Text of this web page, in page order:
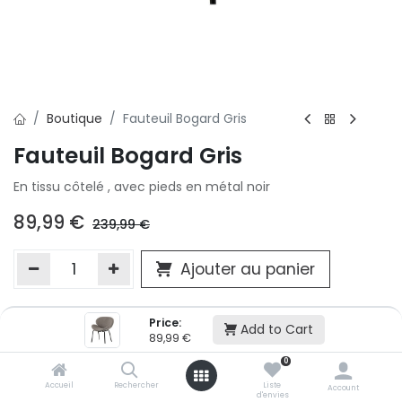
Price:
89,99 € Add to Cart
Accueil Rechercher
0
Liste
d'envies
Account
Boutique Fauteuil Bogard Gris
Fauteuil Bogard Gris
En tissu côtelé , avec pieds en métal noir
89,99 € 239,99€
Ajouter au panier
Ajouter à la liste d'envie
Si vous ne pouvez pas ajouter cet article dans votre panier
victime de son succès et momentanément indisponible.
renseigner directement dans votre magasin Conforama